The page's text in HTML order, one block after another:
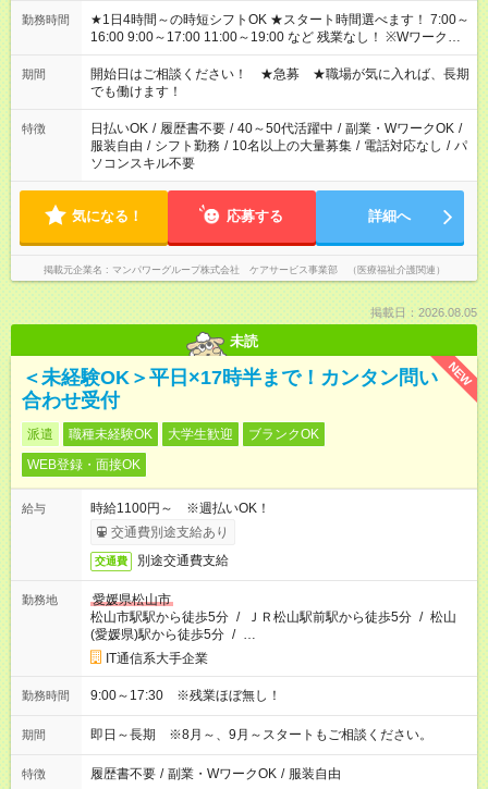
勤務時間
★1日4時間～の時短シフトOK ★スタート時間選べます！ 7:00～
16:00 9:00～17:00 11:00～19:00 など 残業なし！ ※Wワークの
場合、他のお仕事と合わせ週40時間超の就業はご案内できませ
ん ※法令に基づき、週20時間以上勤務は社会保険への加入対象
となります ※労働者派遣法（日雇い派遣の原則禁止）により、
短時間・短期間の就業はご案内が難しい場合があります
期間
開始日はご相談ください！ ★急募 ★職場が気に入れば、長期
でも働けます！
特徴 日払いOK / 履歴書不要 / 40～50代活躍中 / 副業・WワークOK /
服装自由 / シフト勤務 / 10名以上の大量募集 / 電話対応なし / パ
ソコンスキル不要
気になる！ 応募する 詳細へ
掲載元企業名 マンパワーグループ株式会社 ケアサービス事業部 （医療福祉介護関連）
掲載日：2026.08.05
未読
NEW
＜未経験OK＞平日×17時半まで！カンタン問い
合わせ受付
派遣 職種未経験OK 大学生歓迎
ブランクOK
WEB登録・面接OK
給与
時給1100円～ ※週払いOK！
交通費別途支給あり
交通費 別途交通費支給
勤務地
愛媛県松山市
松山市駅駅から徒歩5分 / ＪＲ松山駅前駅から徒歩5分 / 松山
(愛媛県)駅から徒歩5分 / …
IT通信系大手企業
勤務時間 9:00～17:30 ※残業ほぼ無し！
期間 即日～長期 ※8月～、9月～スタートもご相談ください。
特徴 履歴書不要 / 副業・WワークOK / 服装自由